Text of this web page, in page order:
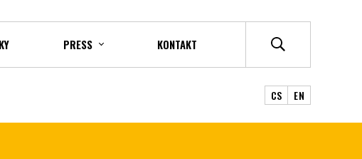
PRESS KONTAKT
CS EN